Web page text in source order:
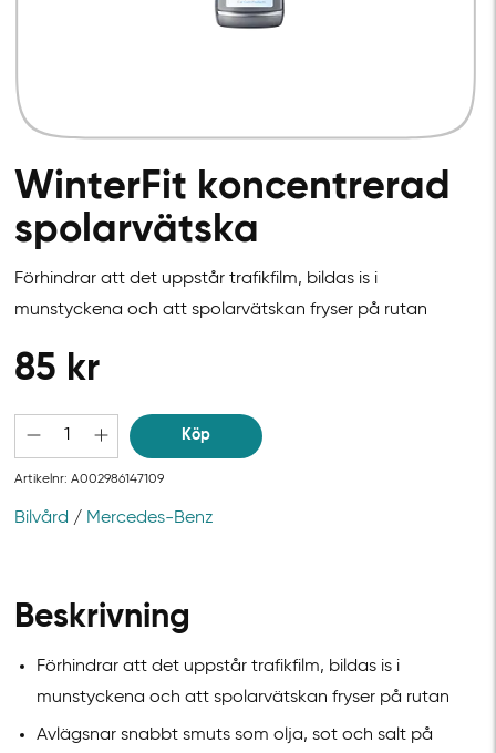
WinterFit koncentrerad
spolarvätska
Förhindrar att det uppstår trafikfilm, bildas is i
munstyckena och att spolarvätskan fryser på rutan
85 kr
Köp
Artikelnr:A002986147109
Bilvård / Mercedes-Benz
Beskrivning
Förhindrar att det uppstår trafikfilm, bildas is i
munstyckena och att spolarvätskan fryser på rutan
Avlägsnar snabbt smuts som olja, sot och salt på